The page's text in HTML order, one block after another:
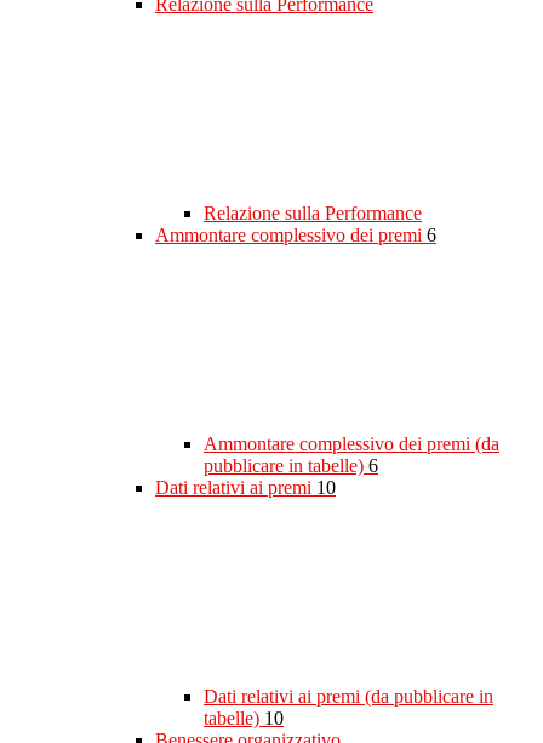
Relazione sulla Performance
Relazione sulla Performance
Ammontare complessivo dei premi 6
Ammontare complessivo dei premi (da
pubblicare in tabelle) 6
Dati relativi ai premi 10
Dati relativi ai premi (da pubblicare in
tabelle) 10